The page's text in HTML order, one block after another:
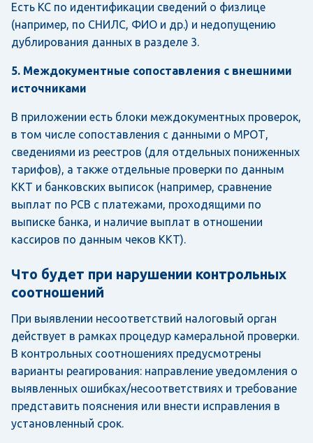
Есть КС по идентификации сведений о физлице
(например, по СНИЛС, ФИО и др.) и недопущению
дублирования данных в разделе 3.
5. Междокументные сопоставления с внешними
источниками
В приложении есть блоки междокументных проверок,
в том числе сопоставления с данными о МРОТ,
сведениями из реестров (для отдельных пониженных
тарифов), а также отдельные проверки по данным
ККТ и банковских выписок (например, сравнение
выплат по РСВ с платежами, проходящими по
выписке банка, и наличие выплат в отношении
кассиров по данным чеков ККТ).
Что будет при нарушении контрольных
соотношений
При выявлении несоответствий налоговый орган
действует в рамках процедур камеральной проверки.
В контрольных соотношениях предусмотрены
варианты реагирования: направление уведомления о
выявленных ошибках/несоответствиях и требование
представить пояснения или внести исправления в
установленный срок.